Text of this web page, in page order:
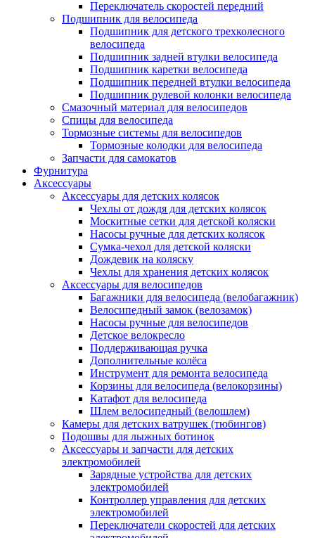
Переключатель скоростей передний
Подшипник для велосипеда
Подшипник для детского трехколесного
велосипеда
Подшипник задней втулки велосипеда
Подшипник каретки велосипеда
Подшипник передней втулки велосипеда
Подшипник рулевой колонки велосипеда
Смазочный материал для велосипедов
Спицы для велосипеда
Тормозные системы для велосипедов
Тормозные колодки для велосипеда
Запчасти для самокатов
Фурнитура
Аксессуары
Аксессуары для детских колясок
Чехлы от дождя для детских колясок
Москитные сетки для детской коляски
Насосы ручные для детских колясок
Сумка-чехол для детской коляски
Дождевик на коляску
Чехлы для хранения детских колясок
Аксессуары для велосипедов
Багажники для велосипеда (велобагажник)
Велосипедный замок (велозамок)
Насосы ручные для велосипедов
Детское велокресло
Поддерживающая ручка
Дополнительные колёса
Инструмент для ремонта велосипеда
Корзины для велосипеда (велокорзины)
Катафот для велосипеда
Шлем велосипедный (велошлем)
Камеры для детских ватрушек (тюбингов)
Подошвы для лыжных ботинок
Аксессуары и запчасти для детских
электромобилей
Зарядные устройства для детских
электромобилей
Контроллер управления для детских
электромобилей
Переключатели скоростей для детских